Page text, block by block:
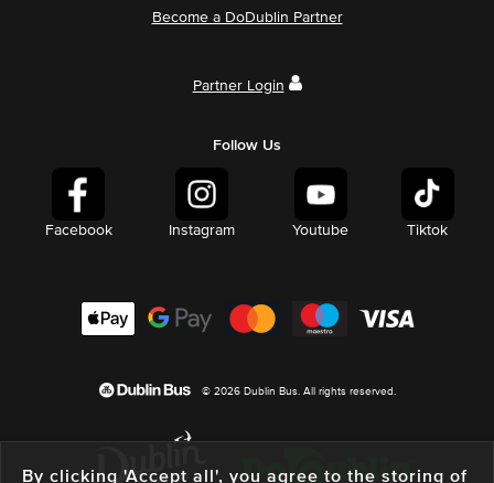
Become a DoDublin Partner
Partner Login
Follow Us
Facebook Instagram Youtube Tiktok
© 2026 Dublin Bus. All rights reserved.
By clicking 'Accept all', you agree to the storing of